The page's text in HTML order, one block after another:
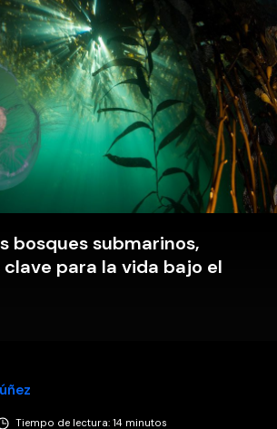
bosques submarinos,
para la vida bajo el
Tiempo de lectura: 14 minutos